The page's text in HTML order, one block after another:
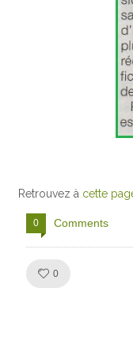
Retrouvez à cette
0 Comments
0